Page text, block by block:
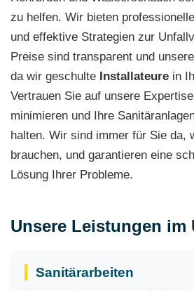
zu helfen. Wir bieten
und effektive Strategien zur
Preise sind transparent und
da wir geschulte Installateure in
Vertrauen Sie auf unsere
minimieren und Ihre
halten. Wir sind immer für Sie da,
brauchen, und garantieren eine
Lösung Ihrer Probleme.
Unsere Leistungen im
Sanitärarbeiten